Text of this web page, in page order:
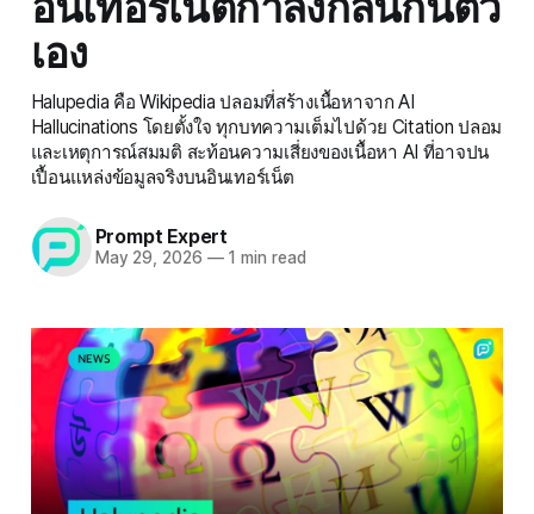
เอง
Halupedia คือ Wikipedia ปลอมที่สร้างเนื้อหาจาก AI
Hallucinations โดยตั้งใจ ทุกบทความเต็มไปด้วย Citation ปลอม
และเหตุการณ์สมมติ สะท้อนความเสี่ยงของเนื้อหา AI ที่อาจปน
เปื้อนแหล่งข้อมูลจริงบนอินเทอร์เน็ต
Prompt Expert
May 29, 2026 —1 min read